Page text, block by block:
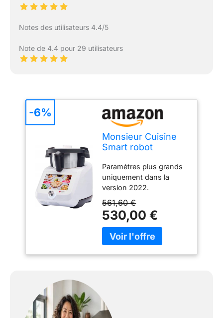
Notes des utilisateurs 4.4/5
Note de 4.4 pour 29 utilisateurs
Monsieur Cuisine
Smart robot
SilverCrest 1000W
Blanc
Paramètres plus grands
uniquement dans la
version 2022.
Reconnaissance vocale
avec l'Assistant Google
(avec Wi-Fi activé),
version 2022. Écran 8
plus grand et plus réactif.
hebdomadaire,
suggestions de recettes
561,60 €
530,00 €
-6%